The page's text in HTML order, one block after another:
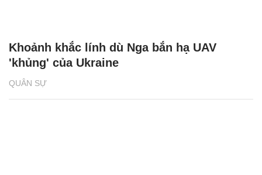
QUÂN SỰ
Khoảnh khắc lính dù Nga bắn hạ UAV
'khủng' của Ukraine